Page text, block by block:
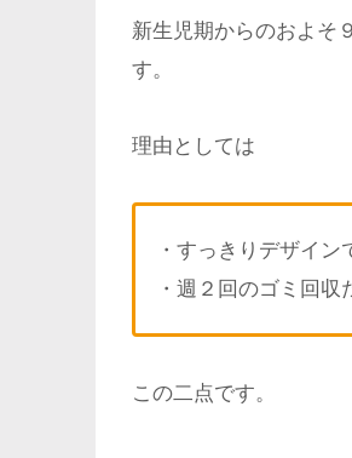
新生児期からのおよそ
す。
理由としては
・すっきりデザイン
・週２回のゴミ回収
この二点です。